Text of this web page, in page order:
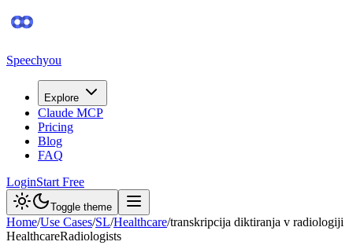
Speechyou
Explore
Claude MCP
Pricing
Blog
FAQ
LoginStart Free
Toggle theme
Home/Use Cases/SL/Healthcare/transkripcija diktiranja v radiologiji
HealthcareRadiologists